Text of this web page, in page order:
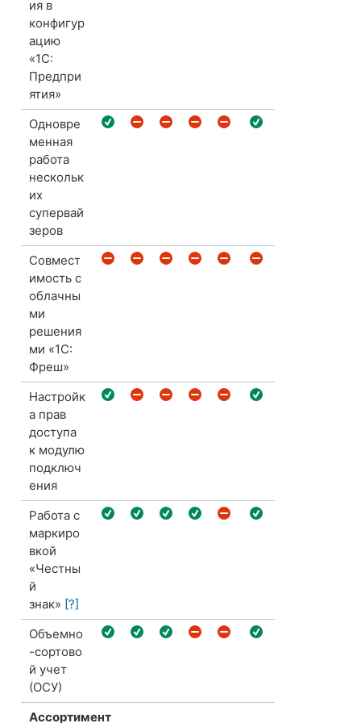
ия в
конфигур
ацию
«1С:
Предпри
ятия»
Одновре
менная
работа
нескольк
их
супервай
зеров
Совмест
имость с
облачны
ми
решения
ми «1С:
Фреш»
Настройк
а прав
доступа
к модулю
подключ
ения
Работа с
маркиро
вкой
«Честны
й
знак» [?]
Объемно
-сортово
й учет
(ОСУ)
Ассортимент